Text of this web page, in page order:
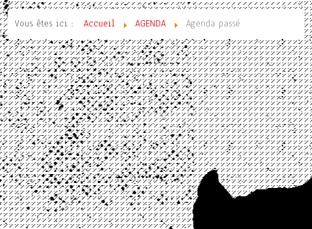
Vous êtes ici : Accueil AGENDA Agenda passé